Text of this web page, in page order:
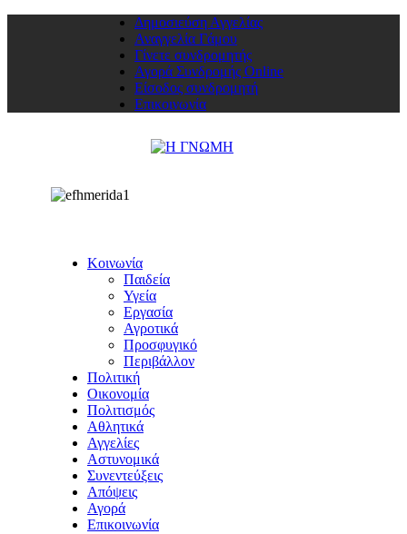
Δημοσιεύση Αγγελίας
Αναγγελία Γάμου
Γίνετε συνδρομητής
Αγορά Συνδρομής Online
Είσοδος συνδρομητή
Επικοινωνία
Κοινωνία
Παιδεία
Υγεία
Εργασία
Αγροτικά
Προσφυγικό
Περιβάλλον
Πολιτική
Οικονομία
Πολιτισμός
Αθλητικά
Αγγελίες
Αστυνομικά
Συνεντεύξεις
Απόψεις
Αγορά
Επικοινωνία